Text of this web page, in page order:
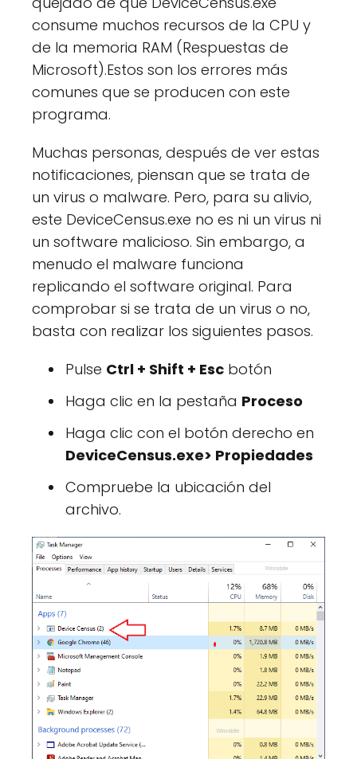
consume muchos recursos de la CPU y
de la memoria RAM (Respuestas de
Microsoft).Estos son los errores más
comunes que se producen con este
programa.
Muchas personas, después de ver estas
notificaciones, piensan que se trata de
un virus o malware. Pero, para su alivio,
este DeviceCensus.exe no es ni un virus ni
un software malicioso. Sin embargo, a
menudo el malware funciona
replicando el software original. Para
comprobar si se trata de un virus o no,
basta con realizar los siguientes pasos.
Pulse Ctrl + Shift + Esc botón
Haga clic en la pestaña Proceso
Haga clic con el botón derecho en
DeviceCensus.exe> Propiedades
Compruebe la ubicación del
archivo.